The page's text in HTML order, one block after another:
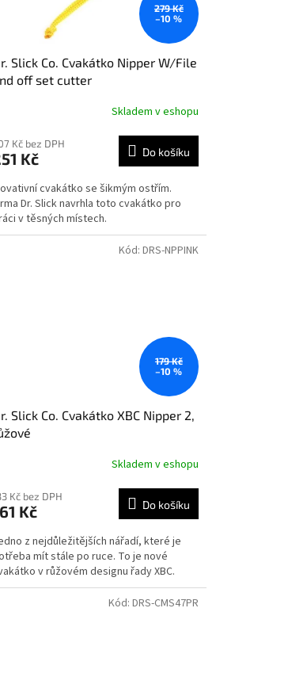
279 Kč
–10 %
Slick Co. Cvakátko Nipper W/File
off set cutter
Skladem v eshopu
Kč bez DPH
Kč Do košíku
cvakátko se šikmým ostřím.
Dr. Slick navrhla toto cvakátko pro
v těsných místech.
179 Kč
–10 %
Slick Co. Cvakátko XBC Nipper 2,
Skladem v eshopu
Kč bez DPH
Kč Do košíku
z nejdůležitějších nářadí, které je
mít stále po ruce. To je nové
v růžovém designu řady XBC.
Kód: DRS-NPPINK
Kód: DRS-CMS47PR